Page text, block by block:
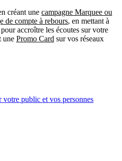
créant une campagne Marquee ou
de compte à rebours, en mettant à
pour accroître les écoutes sur votre
une Promo Card sur vos réseaux
votre public et vos personnes